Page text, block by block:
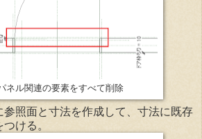
ネル関連の要素をすべて削除
参照面と寸法を作成して、寸法に既存
ける。